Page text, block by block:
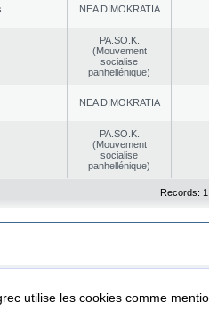
NEA DΙMOKRATIA
PA.SO.K.
(Mouvement
socialise
panhellénique)
NEA DΙMOKRATIA
PA.SO.K.
(Mouvement
socialise
panhellénique)
Records:
utilise les cookies comme